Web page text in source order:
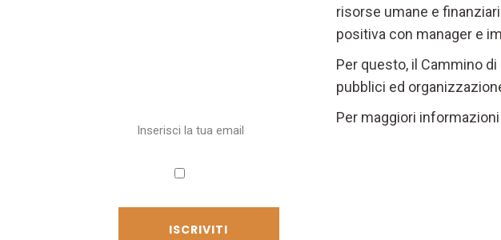
risorse umane e
positiva con manager e
Per questo, il Cammino
pubblici ed
Per maggiori